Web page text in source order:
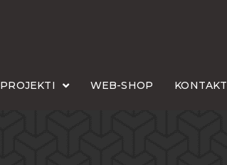
PROJEKTI WEB-SHOP KONTAKT